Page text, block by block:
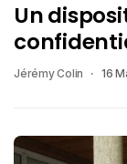
Un
Jérémy Colin 16